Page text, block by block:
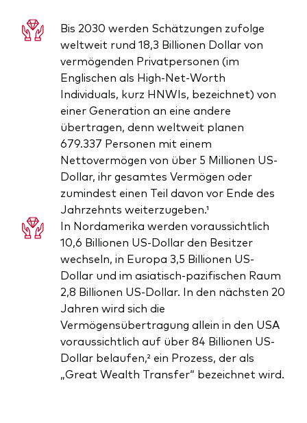
Vanguard Beratungsstudie
Bis 2030 werden Schätzungen zufolge
weltweit rund 18,3 Billionen Dollar von
vermögenden Privatpersonen (im
Englischen als High-Net-Worth
Individuals, kurz HNWIs, bezeichnet) von
einer Generation an eine andere
übertragen, denn weltweit planen
679.337 Personen mit einem
Nettovermögen von über 5 Millionen US-
Dollar, ihr gesamtes Vermögen oder
zumindest einen Teil davon vor Ende des
Jahrzehnts weiterzugeben.¹
In Nordamerika werden voraussichtlich
10,6 Billionen US-Dollar den Besitzer
wechseln, in Europa 3,5 Billionen US-
Dollar und im asiatisch-pazifischen Raum
2,8 Billionen US-Dollar. In den nächsten 20
Jahren wird sich die
Vermögensübertragung allein in den USA
voraussichtlich auf über 84 Billionen US-
Dollar belaufen,² ein Prozess, der als
„Great Wealth Transfer“ bezeichnet wird.